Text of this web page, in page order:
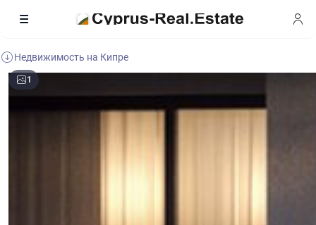
Недвижимость на Кипре
1